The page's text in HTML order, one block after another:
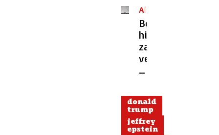
AFERA
Bela
hiša
zanika
verodostojnost
Trumpovega
sporočila
za
Epsteina
donald
trump
jeffrey
epstein